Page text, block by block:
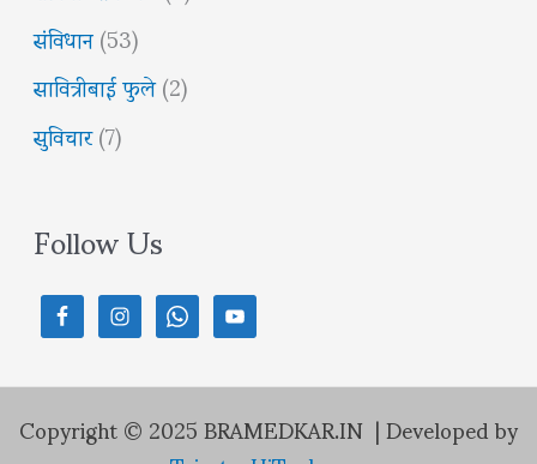
संविधान(53)
सावित्रीबाई फुले(2)
सुविचार(7)
Follow Us
Copyright © 2025 BRAMEDKAR.IN | Developed by